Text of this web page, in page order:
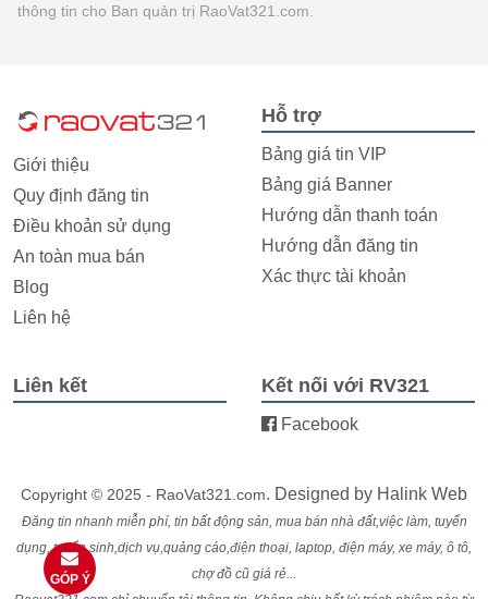
thông tin cho Ban quản trị RaoVat321.com.
Giới thiệu
Quy định đăng tin
Điều khoản sử dụng
An toàn mua bán
Blog
Liên hệ
Hỗ trợ
Bảng giá tin VIP
Bảng giá Banner
Hướng dẫn thanh toán
Hướng dẫn đăng tin
Xác thực tài khoản
Liên kết Kết nối với RV321
Facebook
Copyright © 2025 - RaoVat321.com. Designed by Halink Web
Đăng tin nhanh miễn phí, tin bất động sản, mua bán nhà đất,việc làm, tuyển
dụng, tuyển sinh,dịch vụ,quảng cáo,điện thoại, laptop, điện máy, xe máy, ô tô,
chợ đồ cũ giá rẻ...
GÓP Ý